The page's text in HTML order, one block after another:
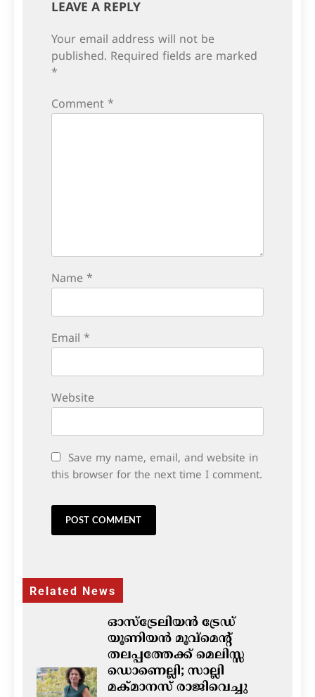
LEAVE A REPLY
Your email address will not be
published. Required fields are marked
*
Comment *
Name *
Email *
Website
Save my name, email, and website in
this browser for the next time I comment.
Related News
ഓസ്‌ട്രേലിയൻ ട്രേഡ്
യൂണിയൻ മൂവ്‌മെന്റ്
തലപ്പത്തേക്ക് മെലിസ്സ
ഡൊണെല്ലി; സാല്ലി
മക്മാനസ് രാജിവെച്ചു